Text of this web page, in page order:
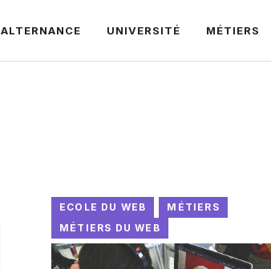
ALTERNANCE UNIVERSITÉ MÉTIERS
ECOLE DU WEB
MÉTIERS
MÉTIERS DU WEB